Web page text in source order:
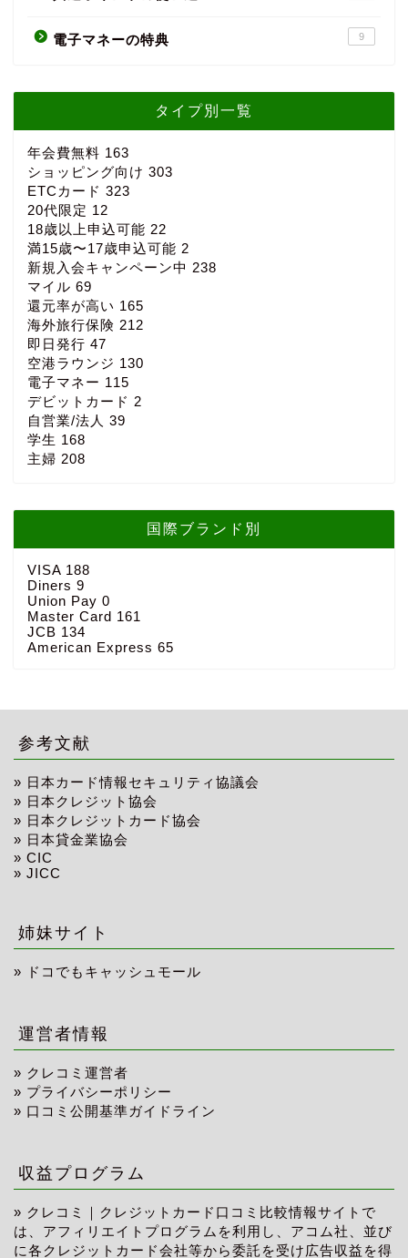
電子マネーの特典 9
タイプ別一覧
年会費無料 163
ショッピング向け 303
ETCカード 323
20代限定 12
18歳以上申込可能 22
満15歳〜17歳申込可能 2
新規入会キャンペーン中 238
マイル 69
還元率が高い 165
海外旅行保険 212
即日発行 47
空港ラウンジ 130
電子マネー 115
デビットカード 2
自営業/法人 39
学生 168
主婦 208
国際ブランド別
VISA 188
Diners 9
Union Pay 0
Master Card 161
JCB 134
American Express 65
参考文献
» 日本カード情報セキュリティ協議会
» 日本クレジット協会
» 日本クレジットカード協会
» 日本貸金業協会
» CIC
» JICC
姉妹サイト
» ドコでもキャッシュモール
運営者情報
» クレコミ運営者
» プライバシーポリシー
» 口コミ公開基準ガイドライン
収益プログラム
» クレコミ｜クレジットカード口コミ比較情報サイトで
は、アフィリエイトプログラムを利用し、アコム社、並び
に各クレジットカード会社等から委託を受け広告収益を得